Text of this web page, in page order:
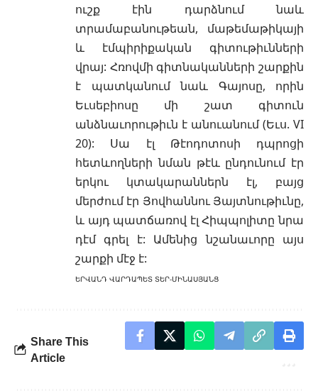
ուշք էին դարձնում նաև
տրամաբանութեան, մաթեմաթիկայի
և էմպիրիքական գիտութիւնների
վրայ: Հռովմի գիտնականների շարքին
է պատկանում նաև Գայոսը, որին
Եւսեբիոսը մի շատ գիտուն
անձնաւորութիւն է անուանում (Եւս. VI
20): Սա էլ Թէոդոտոսի դպրոցի
հետևողների նման թէև ընդունում էր
երկու կտակարաններն էլ, բայց
մերժում էր Յովհաննու Յայտնութիւնը,
և այդ պատճառով էլ Հիպպոլիտը նրա
դէմ գրել է: Ամենից նշանաւորը այս
շարքի մէջ է:
ԵՐՎԱՆԴ ՎԱՐԴԱՊԵՏ ՏԵՐ-ՄԻՆԱՍՅԱՆՑ
Share This
Article